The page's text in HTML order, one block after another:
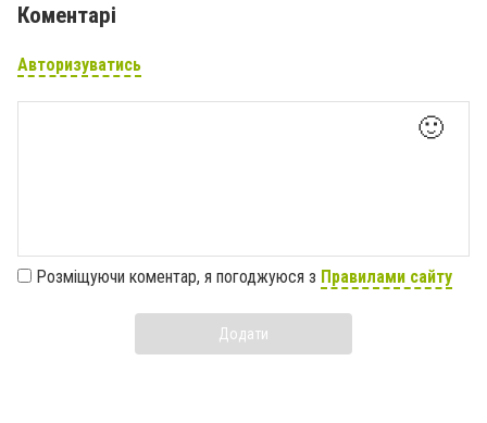
Коментарі
Авторизуватись
🙂
Розміщуючи коментар, я погоджуюся з Правилами сайту
Додати